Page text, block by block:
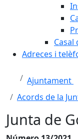
Casal
Adreces i
Ajuntament
Acords de la
Junta de